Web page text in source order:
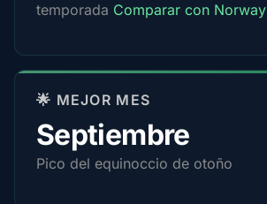
temporada Comparar con Norway
🌟 MEJOR MES
Septiembre
Pico del equinoccio de otoño